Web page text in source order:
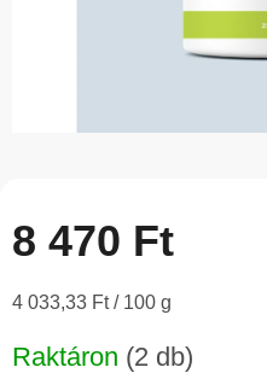
8 470 Ft
Egységár:
4 033,33 Ft / 100 g
Raktáron (2 db)